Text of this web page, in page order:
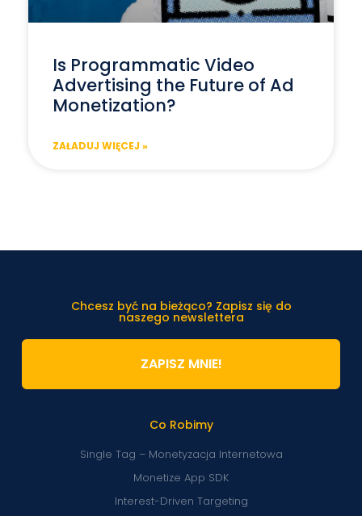
Is Programmatic Video
Advertising the Future of Ad
Monetization?
ZAŁADUJ WIĘCEJ »
Co Robimy
Single Tag – Monetyzacja Internetowa
Monetize App SDK
Interest-Driven Targeting
Chcesz być na bieżąco? Zapisz się do
naszego newslettera
ZAPISZ MNIE!